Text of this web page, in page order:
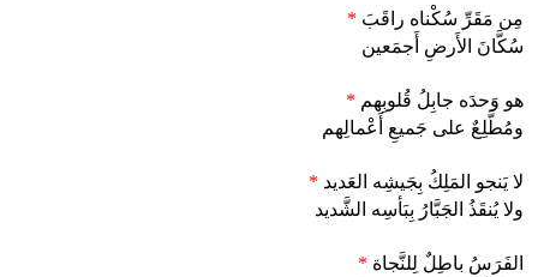
مِن مَقَرِّ سُكْناه راقَبَ *
سُكَّانَ الأَرضِ أَجمَعين
هو وَحدَه جابِلُ قُلوبِهم *
ومُطَّلِعٌ على جَميعِ أَعْمالِهم
لا يَنجو المَلِكُ بِجَيشِه العَديد *
ولا يُنقَذُ الجَبَّارُ بِبَأسِه الشَّديد
الفَرَسُ باطِلٌ لِلنَّجاة *